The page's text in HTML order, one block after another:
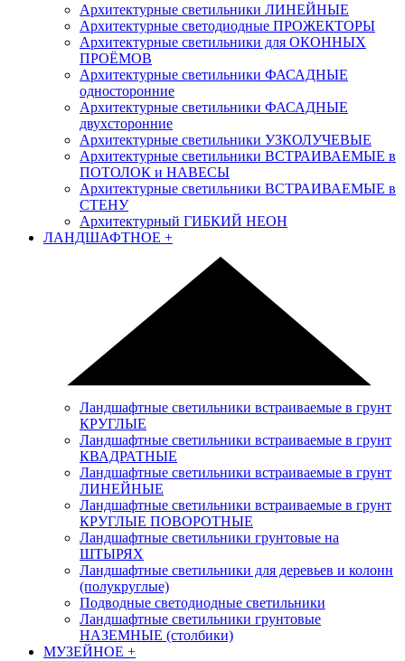
Архитектурные светильники ЛИНЕЙНЫЕ
Архитектурные светодиодные ПРОЖЕКТОРЫ
Архитектурные светильники для ОКОННЫХ
ПРОЁМОВ
Архитектурные светильники ФАСАДНЫЕ
односторонние
Архитектурные светильники ФАСАДНЫЕ
двухсторонние
Архитектурные светильники УЗКОЛУЧЕВЫЕ
Архитектурные светильники ВСТРАИВАЕМЫЕ в
ПОТОЛОК и НАВЕСЫ
Архитектурные светильники ВСТРАИВАЕМЫЕ в
СТЕНУ
Архитектурный ГИБКИЙ НЕОН
ЛАНДШАФТНОЕ +
Ландшафтные светильники встраиваемые в грунт
КРУГЛЫЕ
Ландшафтные светильники встраиваемые в грунт
КВАДРАТНЫЕ
Ландшафтные светильники встраиваемые в грунт
ЛИНЕЙНЫЕ
Ландшафтные светильники встраиваемые в грунт
КРУГЛЫЕ ПОВОРОТНЫЕ
Ландшафтные светильники грунтовые на
ШТЫРЯХ
Ландшафтные светильники для деревьев и колонн
(полукруглые)
Подводные светодиодные светильники
Ландшафтные светильники грунтовые
НАЗЕМНЫЕ (столбики)
МУЗЕЙНОЕ +